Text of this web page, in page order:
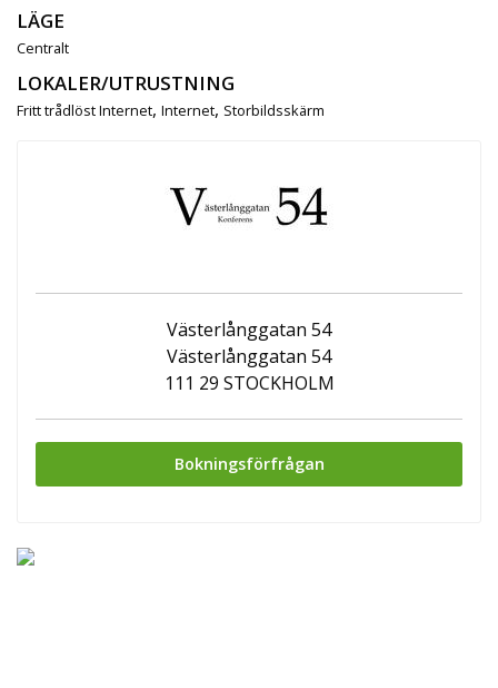
LÄGE
Centralt
LOKALER/UTRUSTNING
Fritt trådlöst Internet, Internet, Storbildsskärm
Västerlånggatan 54
Västerlånggatan 54
111 29 STOCKHOLM
Bokningsförfrågan